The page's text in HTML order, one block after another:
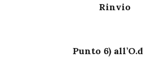
Rinvio
Punto 6)